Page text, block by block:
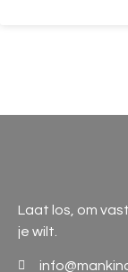
Laat los, om
je wilt.